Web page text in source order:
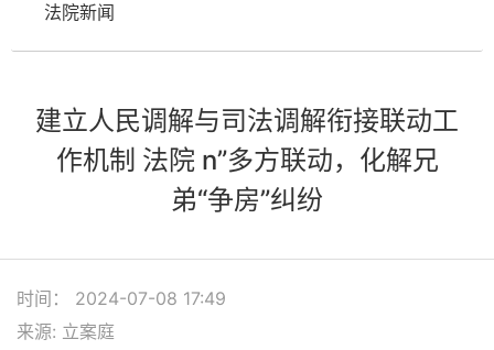
法院新闻
建立人民调解与司法调解衔接联动工
作机制 法院 n”多方联动，化解兄
弟“争房”纠纷
时间： 2024-07-08 17:49
来源: 立案庭